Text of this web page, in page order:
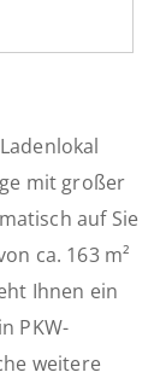
mit großer
auf Sie
ca. 163 m²
Ihnen ein
PKW-
weitere